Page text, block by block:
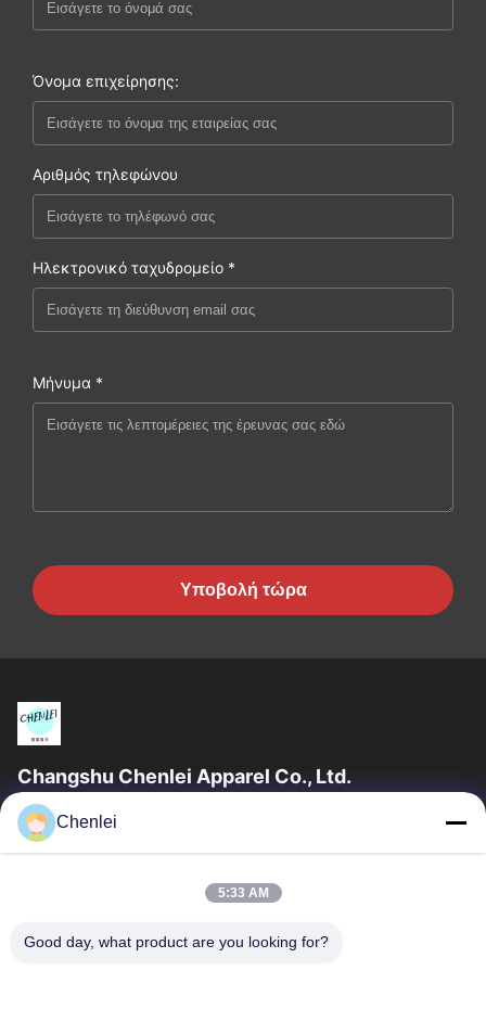
Όνομα επιχείρησης:
Αριθμός τηλεφώνου
Ηλεκτρονικό ταχυδρομείο *
Μήνυμα *
Υποβολή τώρα
Changshu Chenlei Apparel Co., Ltd.
CHANGSHU CHENLEI APPAREL CO., LTD Το εργοστάσιό μας
ιδρύθηκε το 2011, βρίσκεται στην πόλη Suzhou, επαρχία
Γρήγορες Συνδέσεις
Αρχική Σελίδα
Προϊόντα
Chenlei
5:33 AM
Good day, what product are you looking for?